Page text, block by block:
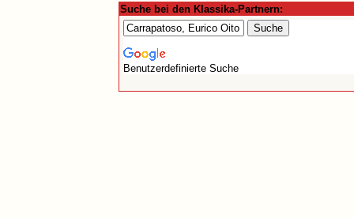
Suche bei den Klassika-Partnern:
Benutzerdefinierte Suche